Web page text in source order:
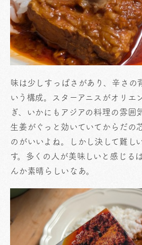
味は少しすっぱさがあり、辛さの
いう構成。スターアニスがオリエ
ぎ、いかにもアジアの料理の雰囲
生姜がぐっと効いていてからだの
のがいいよね。しかし決して難し
す。多くの人が美味しいと感じる
んか素晴らしいなあ。